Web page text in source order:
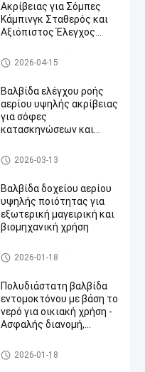
Ακρίβειας για Σόμπες
Κάμπινγκ Σταθερός και
Αξιόπιστος Έλεγχος
βαλβίδα κασετών αερίου βο
υτανίου
2026-04-15
Βαλβίδα ελέγχου ροής
αερίου υψηλής ακρίβειας
για σόφες
κατασκηνώσεων και
βαλβίδα κασετών αερίου βο
υτανίου
2026-03-13
Βαλβίδα δοχείου αερίου
υψηλής ποιότητας για
εξωτερική μαγειρική και
βιομηχανική χρήση
βαλβίδα κασετών αερίου βο
υτανίου
2026-01-18
Πολυδιάστατη βαλβίδα
εντομοκτόνου με βάση το
νερό για οικιακή χρήση -
Ασφαλής διανομή,
water alcohol based insecticid
e valve
2026-01-18